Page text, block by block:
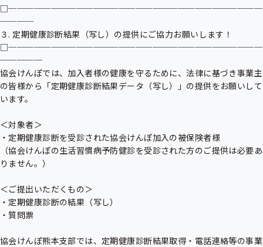
□──────────────────────────────
────
３. 定期健康診断結果（写し）の提供にご協力お願いします！
□──────────────────────────────
─────
協会けんぽでは、加入者様の健康を守るために、法律に基づき事業主
の皆様から「定期健康診断結果データ（写し）」の提供をお願いして
います。
＜対象者＞
・定期健康診断を受診された協会けんぽ加入の被保険者様
（協会けんぽの生活習慣病予防健診を受診された方のご提供は必要あ
りません。）
＜ご提出いただくもの＞
・定期健康診断の結果（写し）
・質問票
協会けんぽ熊本支部では、定期健康診断結果取得・電話連絡等の事業